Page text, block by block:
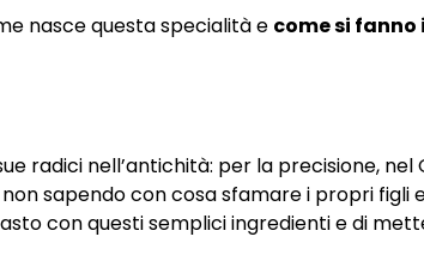
nasce questa specialità e come si
radici nell’antichità: per la precisione,
sapendo con cosa sfamare i propri figli
con questi semplici ingredienti e di